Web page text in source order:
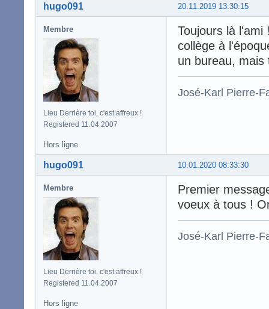
20.11.2019 13:30:15
hugo091
Membre
Lieu Derrière toi, c'est affreux !
Registered 11.04.2007
Toujours là
collège à
un bureau,
José-Karl Pierre-
Hors ligne
10.01.2020 08:33:30
hugo091
Membre
Lieu Derrière toi, c'est affreux !
Registered 11.04.2007
Premier
voeux à tous !
José-Karl Pierre-
Hors ligne